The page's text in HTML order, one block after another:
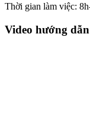
Thời gian làm việc:
Video hướng dẫn